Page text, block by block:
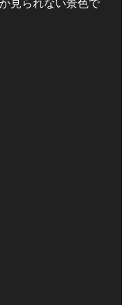
見られない景色で